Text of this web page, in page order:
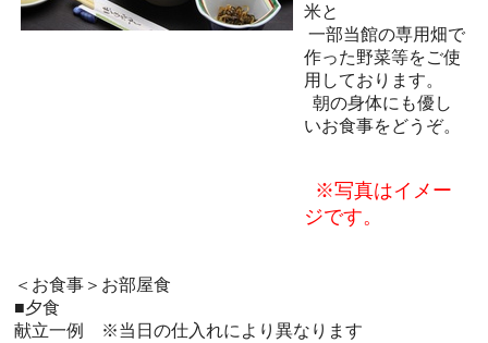
米と
一部当館の専用畑で
作った野菜等をご使
用しております。
朝の身体にも優し
いお食事をどうぞ。
※写真はイメー
ジです。
＜お食事＞お部屋食
■夕食
献立一例 ※当日の仕入れにより異なります